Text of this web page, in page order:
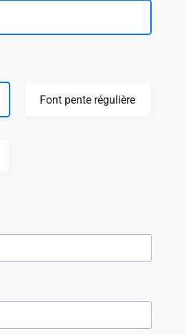
Font pente régulière